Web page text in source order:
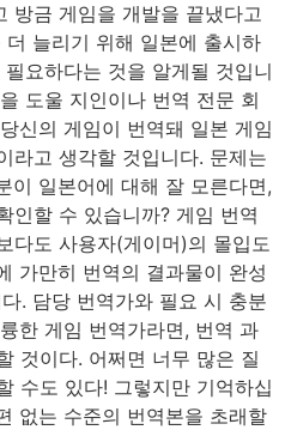
방금 게임을 개발을 끝냈다고
늘리기 위해 일본에 출시하
요하다는 것을 알게될 것입니
도울 지인이나 번역 전문 회
신의 게임이 번역돼 일본 게임
라고 생각할 것입니다. 문제는
이 일본어에 대해 잘 모른다면,
인할 수 있습니까? 게임 번역
다도 사용자(게이머)의 몰입도
가만히 번역의 결과물이 완성
. 담당 번역가와 필요 시 충분
한 게임 번역가라면, 번역 과
것이다. 어쩌면 너무 많은 질
수도 있다! 그렇지만 기억하십
없는 수준의 번역본을 초래할